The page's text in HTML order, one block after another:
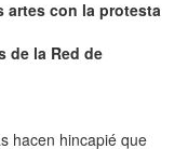
artes con la protesta
de la Red de
hacen hincapié que